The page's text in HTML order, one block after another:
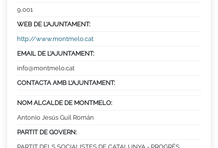
9,001
WEB DE L’AJUNTAMENT:
http://www.montmelo.cat
EMAIL DE L’AJUNTAMENT:
info@montmelo.cat
CONTACTA AMB L’AJUNTAMENT:
NOM ALCALDE DE MONTMELO:
Antonio Jesús Guil Román
PARTIT DE GOVERN: